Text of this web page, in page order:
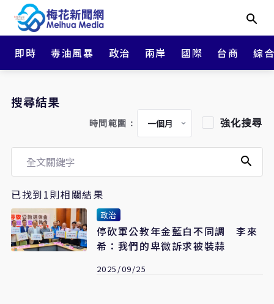
即時 毒油風暴 政治 兩岸 國際 台商 綜
搜尋結果
時間範圍： 強化搜尋
已找到1則相關結果
政治
停砍軍公教年金藍白不同調 李來
希：我們的卑微訴求被裝蒜
2025/09/25